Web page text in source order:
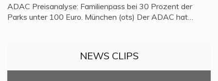
ADAC Preisanalyse: Familienpass bei 30 Prozent der
Parks unter 100 Euro. München (ots) Der ADAC hat…
NEWS CLIPS